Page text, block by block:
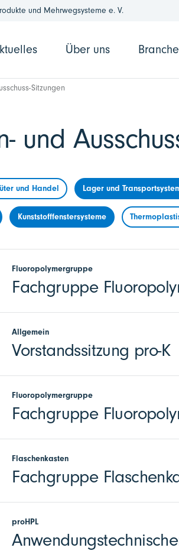
und Mehrwegsysteme e. V.
Über uns Branche
Sitzungen
und
und Handel Lager und
Kunststofffenstersysteme
Fluoropolymergruppe
Fachgruppe
Allgemein
Vorstandssitzung pro-K
Fluoropolymergruppe
Fachgruppe
Flaschenkasten
Fachgruppe
proHPL